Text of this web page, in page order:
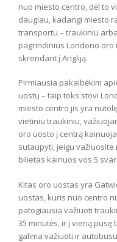
nuo miesto centro, dėl to
daugiau, kadangi miesto
transportu – traukiniu
pagrindinius Londono
skrendant į Angliją.
Pirmiausia pakalbėkim
uostų – taip toks stovi
miesto centro jis yra
vietiniu traukiniu,
oro uosto į centrą
sutaupyti, jeigu važiuosite
bilietas kainuos vos 5
Kitas oro uostas yra
uostas, kuris nuo centro
patogiausia važiuoti
35 minutės, ir į vieną
galima važiuoti ir